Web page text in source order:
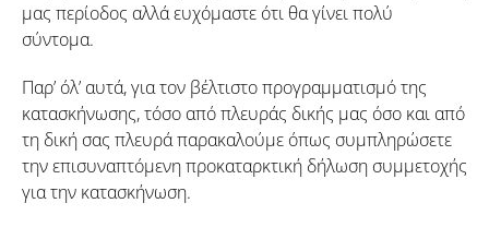
μας περίοδος αλλά ευχόμαστε ότι θα γίνει πολύ
σύντομα.
Παρ’ όλ’ αυτά, για τον βέλτιστο προγραμματισμό της
κατασκήνωσης, τόσο από πλευράς δικής μας όσο και από
τη δική σας πλευρά παρακαλούμε όπως συμπληρώσετε
την επισυναπτόμενη προκαταρκτική δήλωση συμμετοχής
για την κατασκήνωση.